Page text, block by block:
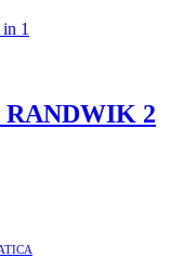
RANDWIK 2